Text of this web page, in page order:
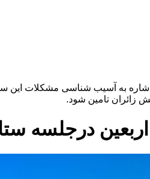
اشاره به آسیب شناسی مشکلات
زائران تامین شود.
درجلسه